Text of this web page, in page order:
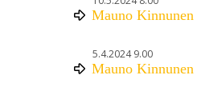
Mauno Kinnunen
5.4.2024 9.00
Mauno Kinnunen